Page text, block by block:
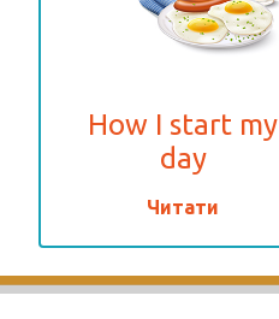
How I start my
day
Читати